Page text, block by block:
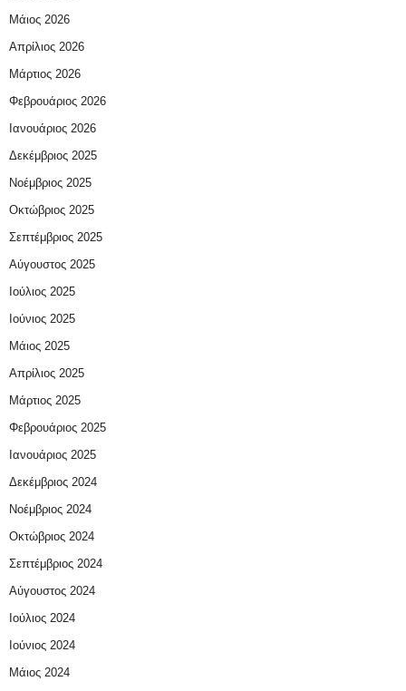
Μάιος 2026
Απρίλιος 2026
Μάρτιος 2026
Φεβρουάριος 2026
Ιανουάριος 2026
Δεκέμβριος 2025
Νοέμβριος 2025
Οκτώβριος 2025
Σεπτέμβριος 2025
Αύγουστος 2025
Ιούλιος 2025
Ιούνιος 2025
Μάιος 2025
Απρίλιος 2025
Μάρτιος 2025
Φεβρουάριος 2025
Ιανουάριος 2025
Δεκέμβριος 2024
Νοέμβριος 2024
Οκτώβριος 2024
Σεπτέμβριος 2024
Αύγουστος 2024
Ιούλιος 2024
Ιούνιος 2024
Μάιος 2024